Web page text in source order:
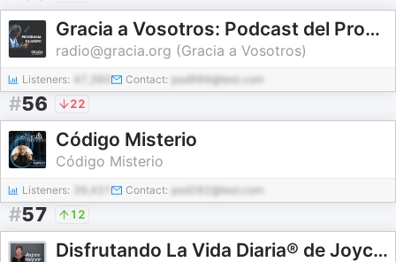
Gracia a Vosotros: Podcast del Programa Radial
radio@gracia.org (Gracia a Vosotros)
Listeners: Contact: pod986@test.com
#56 22
Código Misterio
Código Misterio
Listeners: 39,431 Contact: pod282@test.com
#57 12
Disfrutando La Vida Diaria® de Joyce Meyer